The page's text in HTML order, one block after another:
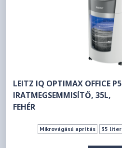
LEITZ IQ OPTIMAX OFFICE P5
IRATMEGSEMMISÍTŐ, 35L,
FEHÉR
Mikrovágású aprítás 35 liter